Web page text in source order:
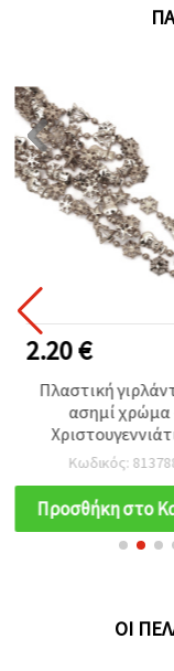
2.20 €
Πλαστική
ασημί χρώμα
δεντράκια,
χιονάνθρωπος &
χιονιού, 15 mm,
Κωδικός:
Προσθήκη στο
ΟΙ